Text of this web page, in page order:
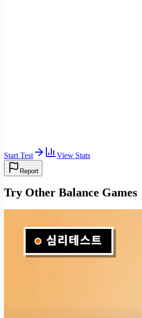
Start Test View Stats
Report
Try Other Balance Games